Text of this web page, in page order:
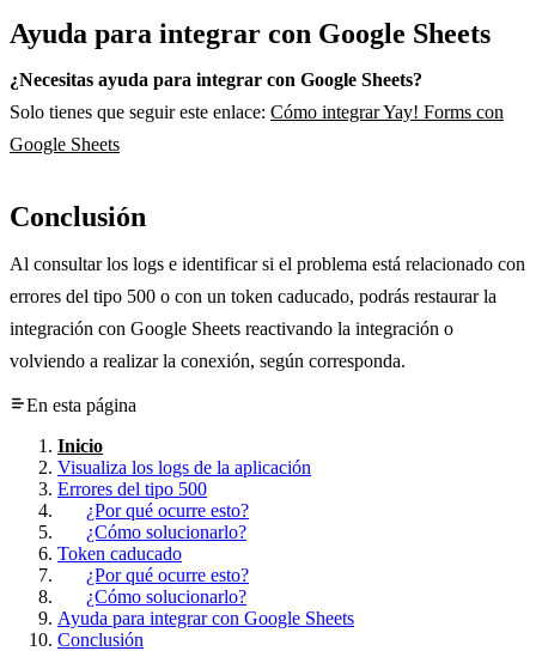
Ayuda para integrar con Google Sheets
¿Necesitas ayuda para integrar con Google Sheets?
Solo tienes que seguir este enlace: Cómo integrar Yay! Forms con
Google Sheets
Conclusión
Al consultar los logs e identificar si el problema está relacionado con
errores del tipo 500 o con un token caducado, podrás restaurar la
integración con Google Sheets reactivando la integración o
volviendo a realizar la conexión, según corresponda.
En esta página
Inicio
Visualiza los logs de la aplicación
Errores del tipo 500
¿Por qué ocurre esto?
¿Cómo solucionarlo?
Token caducado
¿Por qué ocurre esto?
¿Cómo solucionarlo?
Ayuda para integrar con Google Sheets
Conclusión